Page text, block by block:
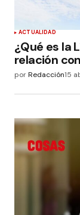
ACTUALIDAD
¿Qué es la
relación
porRedacción15